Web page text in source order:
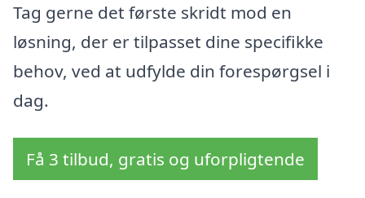
Tag gerne det første skridt mod en
løsning, der er tilpasset dine specifikke
behov, ved at udfylde din forespørgsel i
dag.
Få 3 tilbud, gratis og uforpligtende